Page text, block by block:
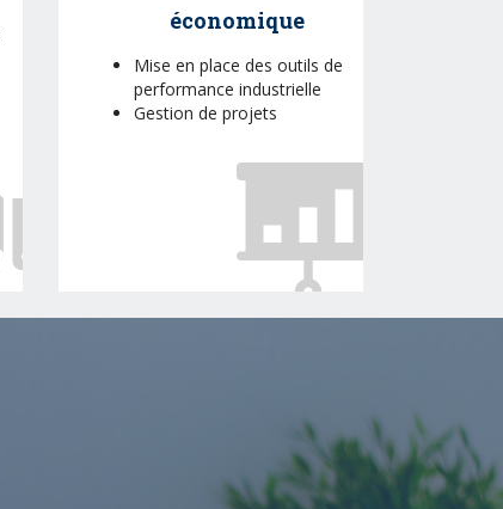
économique
Mise en place des outils de
performance industrielle
Gestion de projets